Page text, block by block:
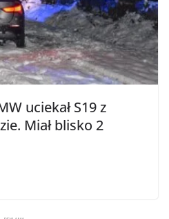
uciekał S19 z
Miał blisko 2